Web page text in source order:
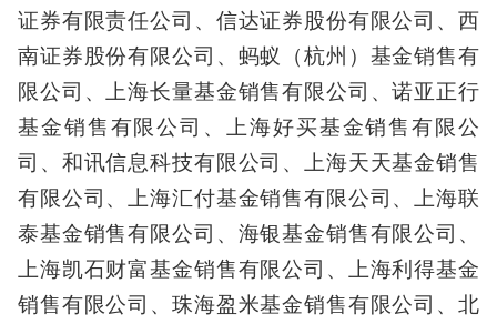
证券有限责任公司、信达证券股份有限公司、西
南证券股份有限公司、蚂蚁（杭州）基金销售有
限公司、上海长量基金销售有限公司、诺亚正行
基金销售有限公司、上海好买基金销售有限公
司、和讯信息科技有限公司、上海天天基金销售
有限公司、上海汇付基金销售有限公司、上海联
泰基金销售有限公司、海银基金销售有限公司、
上海凯石财富基金销售有限公司、上海利得基金
销售有限公司、珠海盈米基金销售有限公司、北